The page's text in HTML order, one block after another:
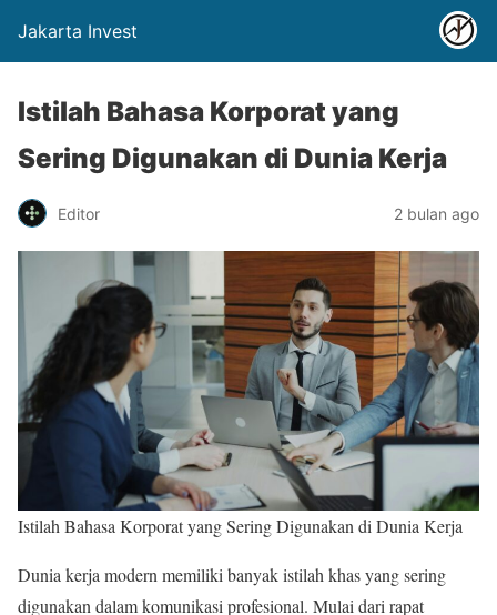
Jakarta Invest
Istilah Bahasa Korporat yang
Sering Digunakan di Dunia Kerja
Editor 2 bulan ago
Istilah Bahasa Korporat yang Sering Digunakan di Dunia Kerja
Dunia kerja modern memiliki banyak istilah khas yang sering
digunakan dalam komunikasi profesional. Mulai dari rapat